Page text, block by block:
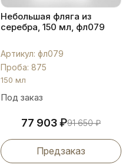
Небольшая фляга из
серебра, 150 мл, фл079
Артикул: фл079
Проба: 875
150 мл
Под заказ
77 903₽91 650₽
Предзаказ